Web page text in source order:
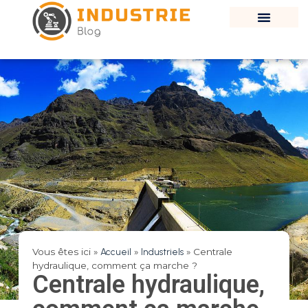
Vous êtes ici » Accueil » Industriels» Centrale
hydraulique, comment ça marche ?
Centrale hydraulique,